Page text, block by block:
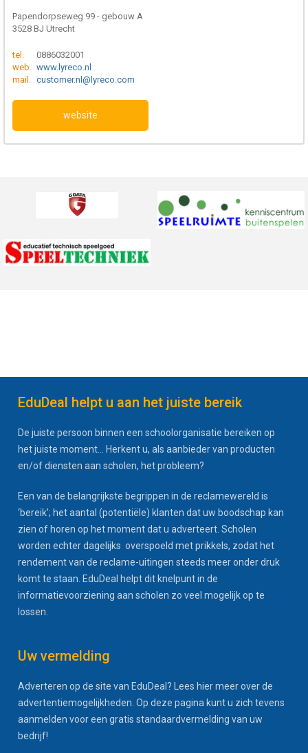
Papendorpseweg 99 - gebouw A
3528 BJ Utrecht
tel.
0886032001
web. www.lyreco.nl
mail. customer.nl@lyreco.com
website
EduDeal helpt u aan het juiste bereik
De juiste persoon binnen een schoolorganisatie bereiken op
het juiste moment... Herkent u, als aanbieder van producten
en/of diensten aan scholen, het probleem?
Een van de belangrijkste begrippen in de reclamewereld is
‘bereik’; het aantal (potentiële) klanten dat uw boodschap kan
zien of horen op het moment dat u adverteert. Scholen
worden echter dagelijks overspoeld met prikkels, zodat het
rendement van de reclame-uitingen steeds meer onder druk
komt te staan. EduDeal helpt dit knelpunt in de
informatievoorziening aan scholen zo veel mogelijk op te
lossen.
Uw vermelding
Adverteren op de site van EduDeal? Lees hier meer over de
advertentiemogelijkheden. Op deze pagina kunt u zich tevens
aanmelden voor een gratis standaardvermelding van uw
bedrijf!